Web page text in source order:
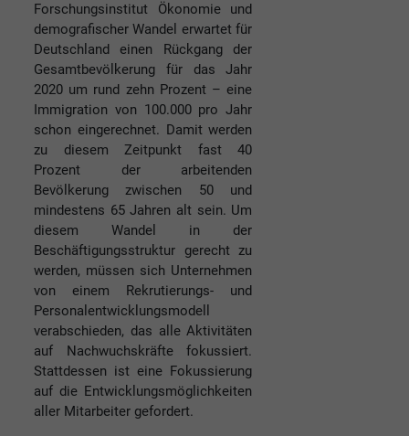
Forschungsinstitut Ökonomie und
demografischer Wandel erwartet für
Deutschland einen Rückgang der
Gesamtbevölkerung für das Jahr
2020 um rund zehn Prozent – eine
Immigration von 100.000 pro Jahr
schon eingerechnet. Damit werden
zu diesem Zeitpunkt fast 40
Prozent der arbeitenden
Bevölkerung zwischen 50 und
mindestens 65 Jahren alt sein. Um
diesem Wandel in der
Beschäftigungsstruktur gerecht zu
werden, müssen sich Unternehmen
von einem Rekrutierungs- und
Personalentwicklungsmodell
verabschieden, das alle Aktivitäten
auf Nachwuchskräfte fokussiert.
Stattdessen ist eine Fokussierung
auf die Entwicklungsmöglichkeiten
aller Mitarbeiter gefordert.